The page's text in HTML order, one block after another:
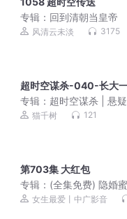
专辑： 回到清朝当皇帝
风清云未淡 3175
超时空谋杀-040-长大
专辑： 超时空谋杀 | 悬
| 高智商犯罪 | 精品多播
猫千树 121
第703集 大红包
专辑： (全集免费) 隐婚
宠上瘾（爆更！）
女生最爱丨中广影音